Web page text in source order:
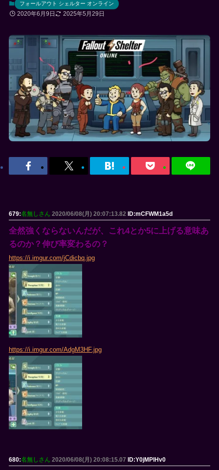
フォールアウト シェルター オンライン
2020年6月9日 2025年5月29日
679:名無しさん 2020/06/08(月) 20:07:13.82 ID:mCFWM1a5d
全然強くならないんだが、これ4とか5に上げる意味あ
るのか？伸び率変わるの？
https://i.imgur.com/jCdicbq.jpg
https://i.imgur.com/AdgM3HF.jpg
680:名無しさん 2020/06/08(月) 20:08:15.07 ID:Y0jMPlHv0